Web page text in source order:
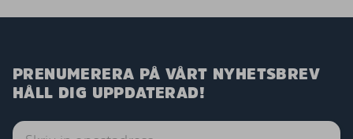
PRENUMERERA PÅ VÅRT NYHETSBREV
HÅLL DIG UPPDATERAD!